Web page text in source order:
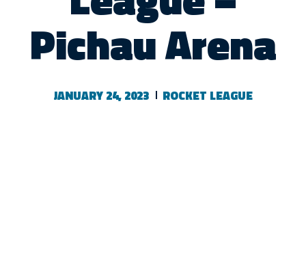
Pichau Arena
JANUARY 24, 2023 ROCKET LEAGUE